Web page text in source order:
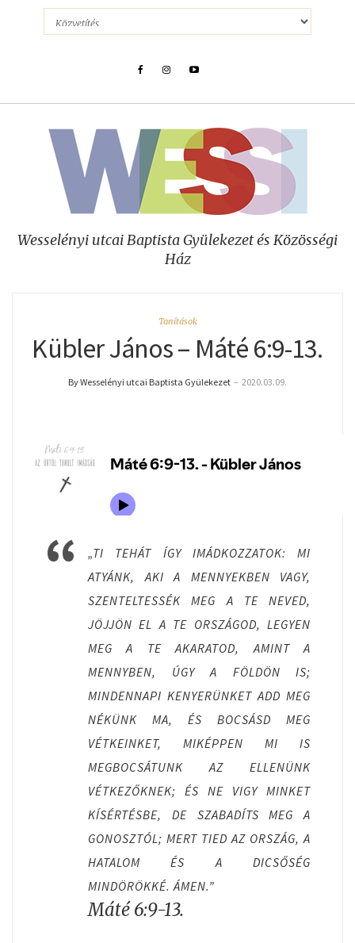
Wesselényi utcai Baptista Gyülekezet és Közösségi
Ház
Tanítások
Kübler János – Máté 6:9-13.
By Wesselényi utcai Baptista Gyülekezet – 2020.03.09.
„TI TEHÁT ÍGY IMÁDKOZZATOK: MI
ATYÁNK, AKI A MENNYEKBEN VAGY,
SZENTELTESSÉK MEG A TE NEVED,
JÖJJÖN EL A TE ORSZÁGOD, LEGYEN
MEG A TE AKARATOD, AMINT A
MENNYBEN, ÚGY A FÖLDÖN IS;
MINDENNAPI KENYERÜNKET ADD MEG
NÉKÜNK MA, ÉS BOCSÁSD MEG
VÉTKEINKET, MIKÉPPEN MI IS
MEGBOCSÁTUNK AZ ELLENÜNK
VÉTKEZŐKNEK; ÉS NE VIGY MINKET
KÍSÉRTÉSBE, DE SZABADÍTS MEG A
GONOSZTÓL; MERT TIED AZ ORSZÁG, A
HATALOM ÉS A DICSŐSÉG
MINDÖRÖKKÉ. ÁMEN.”
Máté 6:9-13.